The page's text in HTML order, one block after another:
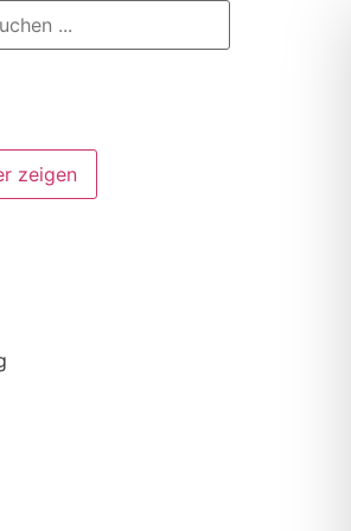
zeigen